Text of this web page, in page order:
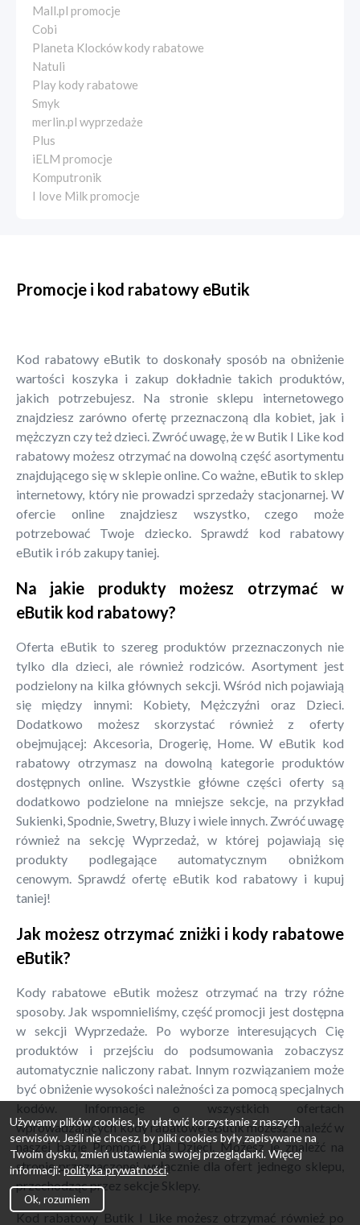
Mall.pl promocje
Cobi
Planeta Klocków kody rabatowe
Natuli
Play kody rabatowe
Smyk
merlin.pl wyprzedaże
Plus
iELM promocje
Komputronik
I love Milk promocje
Promocje i kod rabatowy eButik
Kod rabatowy eButik to doskonały sposób na obniżenie
wartości koszyka i zakup dokładnie takich produktów,
jakich potrzebujesz. Na stronie sklepu internetowego
znajdziesz zarówno ofertę przeznaczoną dla kobiet, jak i
mężczyzn czy też dzieci. Zwróć uwagę, że w Butik I Like kod
rabatowy możesz otrzymać na dowolną część asortymentu
znajdującego się w sklepie online. Co ważne, eButik to sklep
internetowy, który nie prowadzi sprzedaży stacjonarnej. W
ofercie online znajdziesz wszystko, czego może
potrzebować Twoje dziecko. Sprawdź kod rabatowy
eButik i rób zakupy taniej.
Na jakie produkty możesz otrzymać w
eButik kod rabatowy?
Oferta eButik to szereg produktów przeznaczonych nie
tylko dla dzieci, ale również rodziców. Asortyment jest
podzielony na kilka głównych sekcji. Wśród nich pojawiają
się między innymi: Kobiety, Mężczyźni oraz Dzieci.
Dodatkowo możesz skorzystać również z oferty
obejmującej: Akcesoria, Drogerię, Home. W eButik kod
rabatowy otrzymasz na dowolną kategorie produktów
dostępnych online. Wszystkie główne części oferty są
dodatkowo podzielone na mniejsze sekcje, na przykład
Sukienki, Spodnie, Swetry, Bluzy i wiele innych. Zwróć uwagę
również na sekcję Wyprzedaż, w której pojawiają się
produkty podlegające automatycznym obniżkom
cenowym. Sprawdź ofertę eButik kod rabatowy i kupuj
taniej!
Jak możesz otrzymać zniżki i kody rabatowe
eButik?
Kody rabatowe eButik możesz otrzymać na trzy różne
sposoby. Jak wspomnieliśmy, część promocji jest dostępna
w sekcji Wyprzedaże. Po wyborze interesujących Cię
produktów i przejściu do podsumowania zobaczysz
automatycznie naliczony rabat. Innym rozwiązaniem może
być obniżenie wysokości należności za pomocą specjalnych
kodów. Informacje o wszystkich ofertach
wprowadzających kody rabatowe eButik możesz znaleźć w
naszej bazie Promocje Dla Dzieci. Możesz je znaleźć na
stronie przeznaczonej wyłącznie dla ofert jednego sklepu,
przechodząc przez sekcje Sklepy.
Kod rabatowy Butik I Like możesz otrzymać również po
Używamy plików cookies, by ułatwić korzystanie z naszych
serwisów. Jeśli nie chcesz, by pliki cookies były zapisywane na
Twoim dysku, zmień ustawienia swojej przeglądarki. Więcej
informacji:polityka prywatności.
Ok, rozumiem